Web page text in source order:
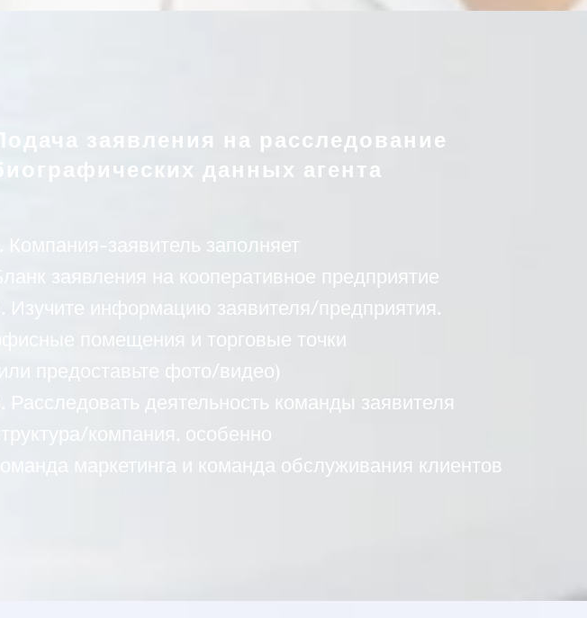
Подача заявления на расследование
биографических данных агента
1. Компания-заявитель заполняет
Бланк заявления на кооперативное предприятие
2. Изучите информацию заявителя/предприятия.
офисные помещения и торговые точки
(или предоставьте фото/видео)
3. Расследовать деятельность команды заявителя
структура/компания, особенно
команда маркетинга и команда обслуживания клиентов